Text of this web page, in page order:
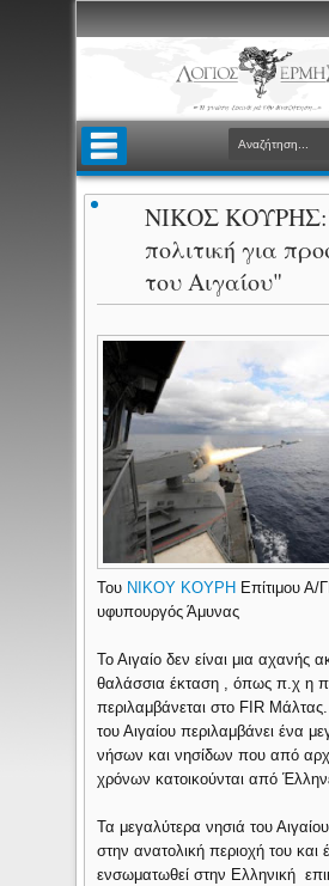
ΝΙΚΟΣ
πολιτική για
του Αιγαίου"
Του ΝΙΚΟΥ ΚΟΥΡΗ Επίτιμου
υφυπουργός Άμυνας
Το Αιγαίο δεν είναι μια αχανής
θαλάσσια έκταση , όπως π.χ η
περιλαμβάνεται στο FIR
του Αιγαίου περιλαμβάνει ένα
νήσων και νησίδων που από
χρόνων κατοικούνται από
Τα μεγαλύτερα νησιά του
στην ανατολική περιοχή του και
ενσωματωθεί στην Ελληνική